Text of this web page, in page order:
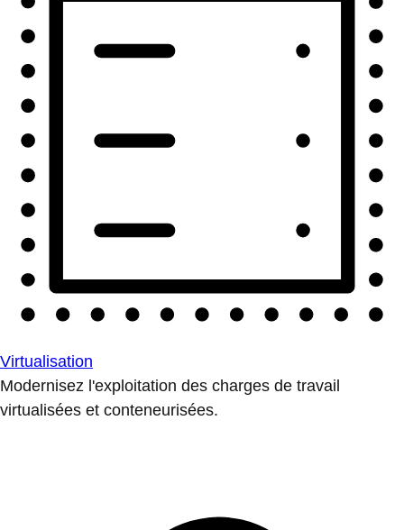
Virtualisation
Modernisez l'exploitation des charges de travail
virtualisées et conteneurisées.